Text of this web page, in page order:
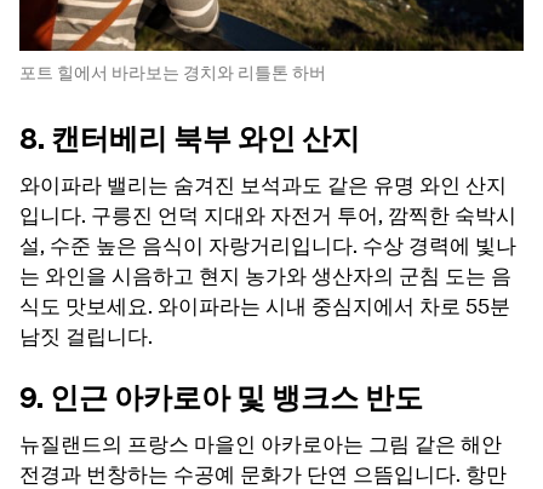
포트 힐에서 바라보는 경치와 리틀톤 하버
8. 캔터베리 북부 와인 산지
와이파라 밸리는 숨겨진 보석과도 같은 유명 와인 산지
입니다. 구릉진 언덕 지대와 자전거 투어, 깜찍한 숙박시
설, 수준 높은 음식이 자랑거리입니다. 수상 경력에 빛나
는 와인을 시음하고 현지 농가와 생산자의 군침 도는 음
식도 맛보세요. 와이파라는 시내 중심지에서 차로 55분
남짓 걸립니다.
9. 인근 아카로아 및 뱅크스 반도
뉴질랜드의 프랑스 마을인 아카로아는 그림 같은 해안
전경과 번창하는 수공예 문화가 단연 으뜸입니다. 항만